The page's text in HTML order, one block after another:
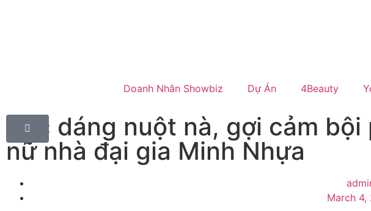
Doanh Nhân Showbiz Dự Án 4Beauty
Vóc dáng nuột nà, gợi cảm
nữ nhà đại gia Minh Nhựa
March 4,